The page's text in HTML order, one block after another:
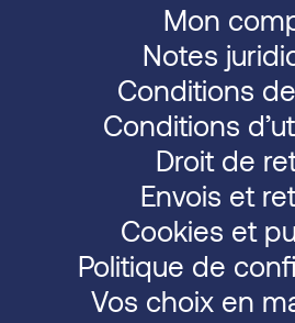
Mon
Notes
Conditions
Conditions
Droit de
Envois et
Cookies et
Politique de
Vos choix en